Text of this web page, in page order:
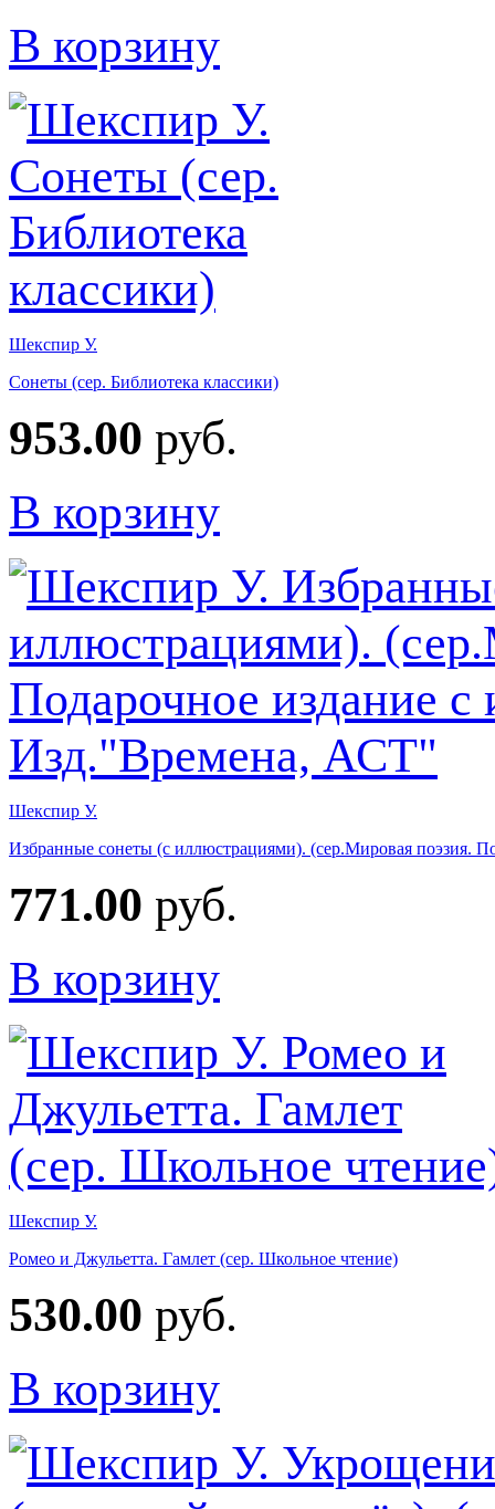
В корзину
Шекспир У.
Сонеты (сер. Библиотека классики)
953.00 руб.
В корзину
Шекспир У.
Избранные сонеты (с иллюстрациями). (сер.Мировая поэзия.
771.00 руб.
В корзину
Шекспир У.
Ромео и Джульетта. Гамлет (сер. Школьное чтение)
530.00 руб.
В корзину